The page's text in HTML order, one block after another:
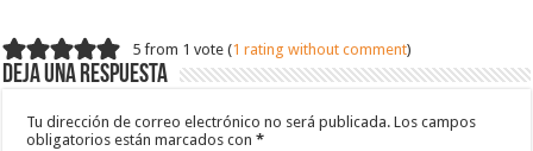
5 from 1 vote (1 rating without comment)
Deja una respuesta
Tu dirección de correo electrónico no será publicada. Los campos
obligatorios están marcados con*